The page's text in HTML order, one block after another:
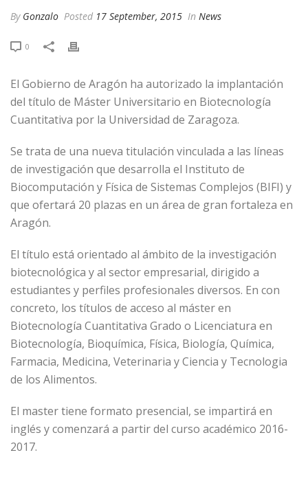
By Gonzalo Posted 17 September, 2015 In News
0
El Gobierno de Aragón ha autorizado la implantación
del título de Máster Universitario en Biotecnología
Cuantitativa por la Universidad de Zaragoza.
Se trata de una nueva titulación vinculada a las líneas
de investigación que desarrolla el Instituto de
Biocomputación y Física de Sistemas Complejos (BIFI) y
que ofertará 20 plazas en un área de gran fortaleza en
Aragón.
El título está orientado al ámbito de la investigación
biotecnológica y al sector empresarial, dirigido a
estudiantes y perfiles profesionales diversos. En con
concreto, los títulos de acceso al máster en
Biotecnología Cuantitativa Grado o Licenciatura en
Biotecnología, Bioquímica, Física, Biología, Química,
Farmacia, Medicina, Veterinaria y Ciencia y Tecnologia
de los Alimentos.
El master tiene formato presencial, se impartirá en
inglés y comenzará a partir del curso académico 2016-
2017.